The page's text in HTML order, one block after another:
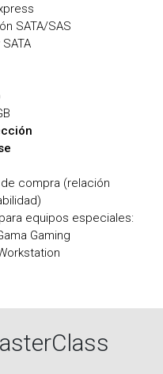
SATA/SAS
compra (relación
equipos especiales:
Gaming